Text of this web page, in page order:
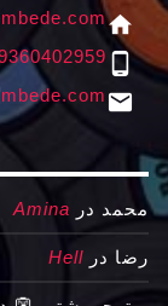
home
phone_android
email
محمد در Amina
رضا در Hell